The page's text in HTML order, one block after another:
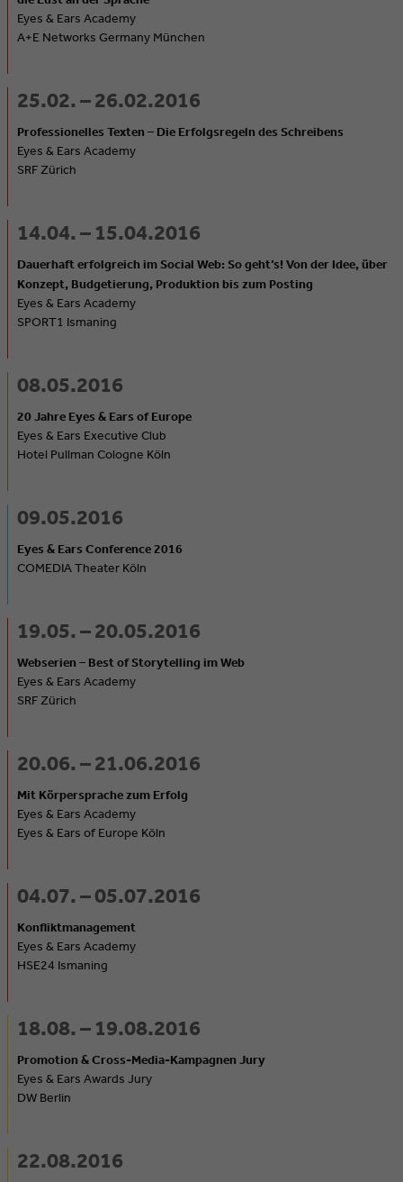
Eyes & Ears Academy
A+E Networks Germany München
25.02. – 26.02.2016
Professionelles Texten – Die Erfolgsregeln des Schreibens
Eyes & Ears Academy
SRF Zürich
14.04. – 15.04.2016
Dauerhaft erfolgreich im Social Web: So geht’s! Von der Idee, über
Konzept, Budgetierung, Produktion bis zum Posting
Eyes & Ears Academy
SPORT1 Ismaning
08.05.2016
20 Jahre Eyes & Ears of Europe
Eyes & Ears Executive Club
Hotel Pullman Cologne Köln
09.05.2016
Eyes & Ears Conference 2016
COMEDIA Theater Köln
19.05. – 20.05.2016
Webserien – Best of Storytelling im Web
Eyes & Ears Academy
SRF Zürich
20.06. – 21.06.2016
Mit Körpersprache zum Erfolg
Eyes & Ears Academy
Eyes & Ears of Europe Köln
04.07. – 05.07.2016
Konfliktmanagement
Eyes & Ears Academy
HSE24 Ismaning
18.08. – 19.08.2016
Promotion & Cross-Media-Kampagnen Jury
Eyes & Ears Awards Jury
DW Berlin
22.08.2016